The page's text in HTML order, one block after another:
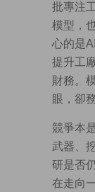
批專注
模型，
心的是
提升工
財務。
眼，卻
競爭本
武器、
研是否
在走向